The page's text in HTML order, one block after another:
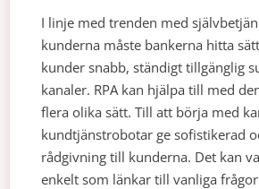
I linje med trenden med
kunderna måste bankerna hitta
kunder snabb, ständigt tillgänglig
kanaler. RPA kan hjälpa till med
flera olika sätt. Till att börja med
kundtjänstrobotar ge sofistikerad
rådgivning till kunderna. Det kan
enkelt som länkar till vanliga